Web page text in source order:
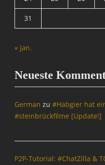
I
D
I
r
k
a
t
31
« Jan.
Neueste
German zu #Habgier hat
#steinbrückfilme [Update!]
P2P-Tutorial: #ChatZilla &